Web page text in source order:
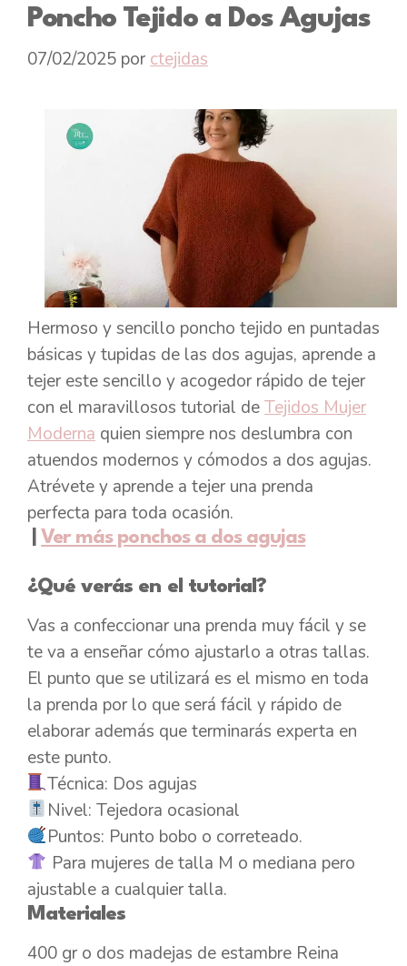
Poncho Tejido a Dos Agujas
07/02/2025 por ctejidas
Hermoso y sencillo poncho tejido en puntadas
básicas y tupidas de las dos agujas, aprende a
tejer este sencillo y acogedor rápido de tejer
con el maravillosos tutorial deTejidos Mujer
Moderna quien siempre nos deslumbra con
atuendos modernos y cómodos a dos agujas.
Atrévete y aprende a tejer una prenda
perfecta para toda ocasión.
Ver más ponchos a dos agujas
¿Qué verás en el tutorial?
Vas a confeccionar una prenda muy fácil y se
te va a enseñar cómo ajustarlo a otras tallas.
El punto que se utilizará es el mismo en toda
la prenda por lo que será fácil y rápido de
elaborar además que terminarás experta en
este punto.
Técnica: Dos agujas
Nivel: Tejedora ocasional
Puntos: Punto bobo o correteado.
Para mujeres de talla M o mediana pero
ajustable a cualquier talla.
Materiales
400 gr o dos madejas de estambre Reina